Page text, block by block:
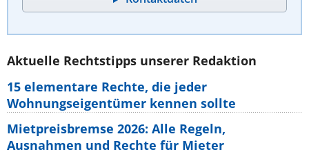
Aktuelle Rechtstipps unserer Redaktion
15 elementare Rechte, die jeder
Wohnungseigentümer kennen sollte
Mietpreisbremse 2026: Alle Regeln,
Ausnahmen und Rechte für Mieter